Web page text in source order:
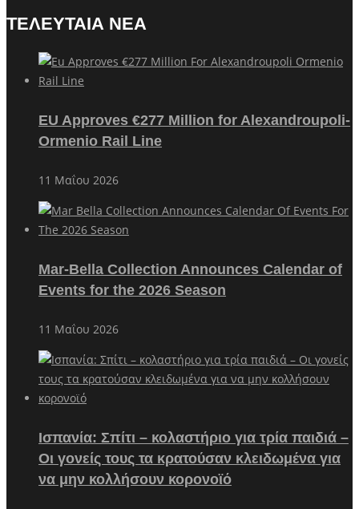
ΤΕΛΕΥΤΑΙΑ ΝΕΑ
EU Approves €277 Million for Alexandroupoli-
Ormenio Rail Line
11 Μαΐου 2026
Mar-Bella Collection Announces Calendar of
Events for the 2026 Season
11 Μαΐου 2026
Ισπανία: Σπίτι – κολαστήριο για τρία παιδιά –
Οι γονείς τους τα κρατούσαν κλειδωμένα για
να μην κολλήσουν κορονοϊό